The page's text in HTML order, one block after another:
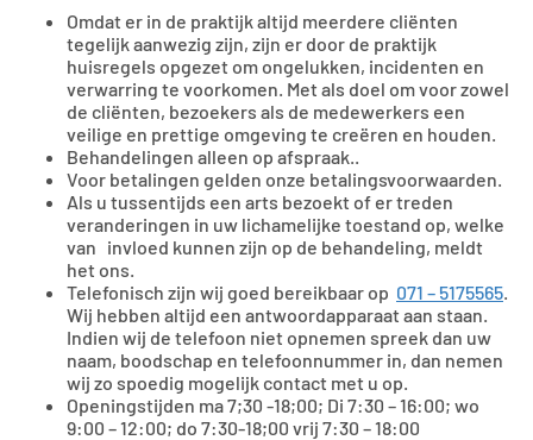
Omdat er in de praktijk altijd meerdere cliënten
tegelijk aanwezig zijn, zijn er door de praktijk
huisregels opgezet om ongelukken, incidenten en
verwarring te voorkomen. Met als doel om voor zowel
de cliënten, bezoekers als de medewerkers een
veilige en prettige omgeving te creëren en houden.
Behandelingen alleen op afspraak..
Voor betalingen gelden onze betalingsvoorwaarden.
Als u tussentijds een arts bezoekt of er treden
veranderingen in uw lichamelijke toestand op, welke
van invloed kunnen zijn op de behandeling, meldt
het ons.
Telefonisch zijn wij goed bereikbaar op 071 – 5175565.
Wij hebben altijd een antwoordapparaat aan staan.
Indien wij de telefoon niet opnemen spreek dan uw
naam, boodschap en telefoonnummer in, dan nemen
wij zo spoedig mogelijk contact met u op.
Openingstijden ma 7;30 -18;00; Di 7:30 – 16:00; wo
9:00 – 12:00; do 7:30-18;00 vrij 7:30 – 18:00